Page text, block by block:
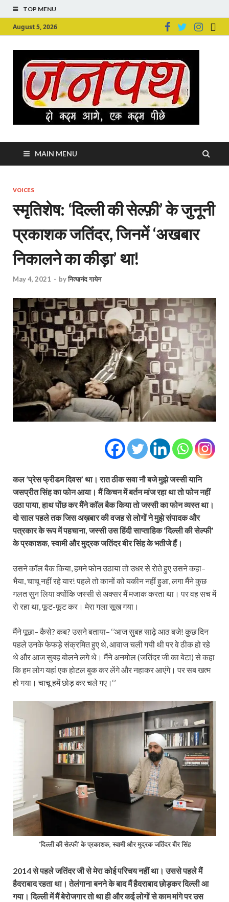
TOP MENU
August 5, 2026
MAIN MENU
VOICES
स्मृतिशेष: ‘दिल्ली की सेल्फ़ी’ के जुनूनी
प्रकाशक जतिंदर, जिनमें ‘अखबार
निकालने का कीड़ा’ था!
May 4, 2021 - byनित्यानंद गायेन
कल ‘प्रेस फ्रीडम दिवस’ था। रात ठीक सवा नौ बजे मुझे जस्सी यानि
जसप्रीत सिंह का फोन आया। मैं किचन में बर्तन मांज रहा था तो फोन नहीं
उठा पाया, हाथ पोंछ कर मैंने कॉल बैक किया तो जस्सी का फोन व्यस्त था।
दो साल पहले तक जिस अख़बार की वजह से लोगों ने मुझे संपादक और
पत्रकार के रूप में पहचाना, जस्सी उस हिंदी साप्ताहिक ‘दिल्ली की सेल्फी’
के प्रकाशक, स्वामी और मुद्रकजतिंदर बीर सिंहके भतीजे हैं।
उसने कॉल बैक किया, हमने फोन उठाया तो उधर से रोते हुए उसने कहा–
भैया, चाचू नहीं रहे यार! पहले तो कानों को यकीन नहीं हुआ, लगा मैंने कुछ
गलत सुन लिया क्योंकि जस्सी से अक्सर मैं मजाक करता था। पर वह सच में
रो रहा था, फूट-फूट कर। मेरा गला सूख गया।
मैंने पूछा– कैसे? कब? उसने बताया– ‘’आज सुबह साढ़े आठ बजे! कुछ दिन
पहले उनके फेफड़े संक्रमित हुए थे, आवाज चली गयी थी पर वे ठीक हो रहे
थे और आज सुबह बोलने लगे थे। मैंने अनमोल (जतिंदर जी का बेटा) से कहा
कि हम लोग यहां एक होटल बुक कर लेंगे और नहाकर आएंगे। पर सब खत्म
हो गया। चाचू हमें छोड़ कर चले गए।‘’
‘दिल्ली की सेल्फी’ के प्रकाशक, स्वामी और मुद्रकजतिंदर बीर सिंह
2014 से पहले जतिंदर जी से मेरा कोई परिचय नहीं था। उससे पहले मैं
हैदराबाद रहता था। तेलंगाना बनने के बाद मैं हैदराबाद छोड़कर दिल्ली आ
गया। दिल्ली में मैं बेरोजगार तो था ही और कई लोगों से काम मांगे पर उस